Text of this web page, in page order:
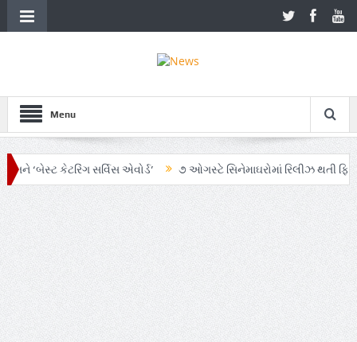
Menu
કેટરિંગ સર્વિસ એવોર્ડ’ ૭ ઓગસ્ટે સિનેમાઘરોમાં રિલીઝ થતી ફિલ્મ ‘ઓહ
AI અને ગ્રાહક સમજનો અનોખો સમન્વય Zen – Z ના નામે આંદોલનના